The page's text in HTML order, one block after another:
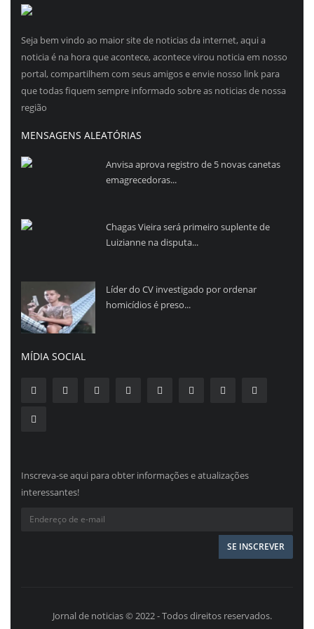
Seja bem vindo ao maior site de noticias da internet, aqui a
noticia é na hora que acontece, acontece virou noticia em nosso
portal, compartilhem com seus amigos e envie nosso link para
que todas fiquem sempre informado sobre as noticias de nossa
região
MENSAGENS ALEATÓRIAS
Anvisa aprova registro de 5 novas canetas
emagrecedoras...
Chagas Vieira será primeiro suplente de
Luizianne na disputa...
Líder do CV investigado por ordenar
homicídios é preso...
MÍDIA SOCIAL
Inscreva-se aqui para obter informações e atualizações
interessantes!
Jornal de noticias © 2022 - Todos direitos reservados.